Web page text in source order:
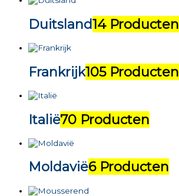
Duitsland14 Producten
Frankrijk105 Producten
Italië70 Producten
Moldavië6 Producten